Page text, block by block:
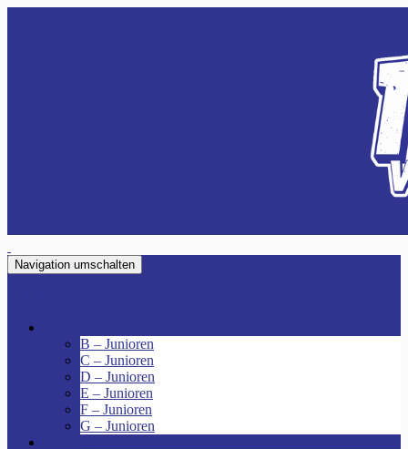
Navigation umschalten
B – Junioren
C – Junioren
D – Junioren
E – Junioren
F – Junioren
G – Junioren